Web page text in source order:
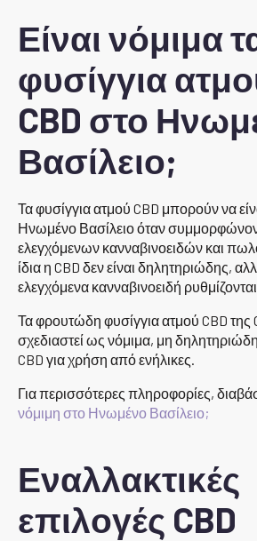
Είναι νόμιμα
φυσίγγια
CBD στο
Βασίλειο;
Τα φυσίγγια ατμού CBD μπορούν να
Ηνωμένο Βασίλειο όταν
ελεγχόμενων κανναβινοειδών και
ίδια η CBD δεν είναι δηλητηριώδης,
ελεγχόμενα κανναβινοειδή ρυθμίζονται.
Τα φρουτώδη φυσίγγια ατμού CBD της
σχεδιαστεί ως νόμιμα, μη
CBD για χρήση από ενήλικες.
Για περισσότερες πληροφορίες,
νόμιμη στο Ηνωμένο Βασίλειο;
Εναλλακτικές
επιλογές CBD